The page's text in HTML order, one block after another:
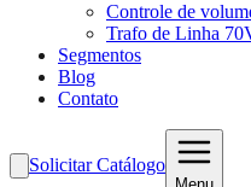
Controle de
Trafo de Linha
Segmentos
Blog
Contato
Solicitar Catálogo